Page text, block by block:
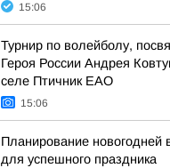
15:06
Турнир по волейболу,
Героя России Андрея
селе Птичник ЕАО
15:06
Планирование новогодней
для успешного праздника